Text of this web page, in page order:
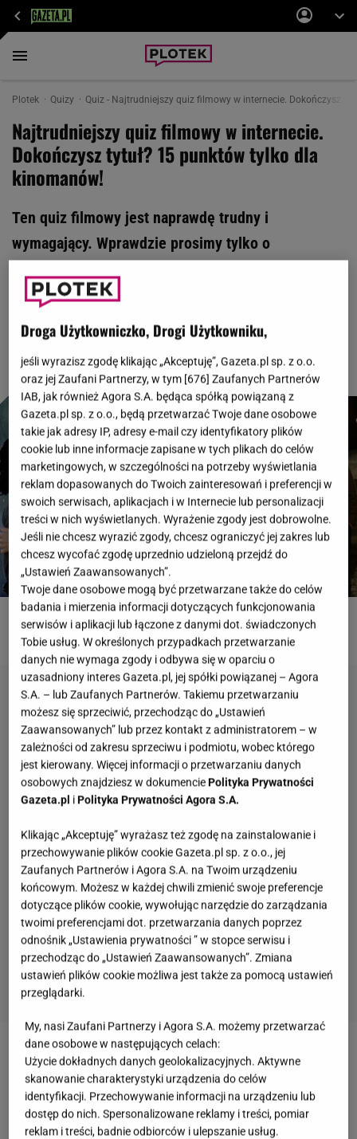
Plotek Quizy Quiz - Najtrudniejszy quiz filmowy w internecie. Dokończysz
Najtrudniejszy quiz filmowy w internecie.
Dokończysz tytuł? 15 punktów tylko dla
kinomanów!
Ten quiz filmowy jest naprawdę trudny i
wymagający. Wprawdzie prosimy tylko o
zróżnicowane, że mało kto zgadnie wszystkie. A ty
zgarniesz 15 punktów? Sprawdźmy!
ROZWIĄŻ QUIZ
Quiz - o tych zawodach nawet nie słyszałeś.
Wiesz, kim był retman?
Żyłeś w PRL-u? Sprawdź w naszym quizie, czy
pamiętasz te programy
Droga Użytkowniczko, Drogi Użytkowniku,
jeśli wyrazisz zgodę klikając „Akceptuję”, Gazeta.pl sp. z o.o.
oraz jej Zaufani Partnerzy, w tym [676] Zaufanych Partnerów
IAB, jak również Agora S.A. będąca spółką powiązaną z
Gazeta.pl sp. z o.o., będą przetwarzać Twoje dane osobowe
takie jak adresy IP, adresy e-mail czy identyfikatory plików
cookie lub inne informacje zapisane w tych plikach do celów
marketingowych, w szczególności na potrzeby wyświetlania
reklam dopasowanych do Twoich zainteresowań i preferencji w
swoich serwisach, aplikacjach i w Internecie lub personalizacji
treści w nich wyświetlanych. Wyrażenie zgody jest dobrowolne.
Jeśli nie chcesz wyrazić zgody, chcesz ograniczyć jej zakres lub
chcesz wycofać zgodę uprzednio udzieloną przejdź do
„Ustawień Zaawansowanych”.
Twoje dane osobowe mogą być przetwarzane także do celów
badania i mierzenia informacji dotyczących funkcjonowania
serwisów i aplikacji lub łączone z danymi dot. świadczonych
Tobie usług. W określonych przypadkach przetwarzanie
danych nie wymaga zgody i odbywa się w oparciu o
uzasadniony interes Gazeta.pl, jej spółki powiązanej – Agora
S.A. – lub Zaufanych Partnerów. Takiemu przetwarzaniu
możesz się sprzeciwić, przechodząc do „Ustawień
Zaawansowanych” lub przez kontakt z administratorem – w
zależności od zakresu sprzeciwu i podmiotu, wobec którego
jest kierowany. Więcej informacji o przetwarzaniu danych
osobowych znajdziesz w dokumencie Polityka Prywatności
Gazeta.pl i Polityka Prywatności Agora S.A.
Klikając „Akceptuję” wyrażasz też zgodę na zainstalowanie i
przechowywanie plików cookie Gazeta.pl sp. z o.o., jej
Zaufanych Partnerów i Agora S.A. na Twoim urządzeniu
końcowym. Możesz w każdej chwili zmienić swoje preferencje
dotyczące plików cookie, wywołując narzędzie do zarządzania
twoimi preferencjami dot. przetwarzania danych poprzez
odnośnik „Ustawienia prywatności ” w stopce serwisu i
przechodząc do „Ustawień Zaawansowanych”. Zmiana
ustawień plików cookie możliwa jest także za pomocą ustawień
przeglądarki.
My, nasi Zaufani Partnerzy i Agora S.A. możemy przetwarzać
dane osobowe w następujących celach:
Użycie dokładnych danych geolokalizacyjnych. Aktywne
skanowanie charakterystyki urządzenia do celów
identyfikacji. Przechowywanie informacji na urządzeniu lub
dostęp do nich. Spersonalizowane reklamy i treści, pomiar
reklam i treści, badnie odbiorców i ulepszanie usług.